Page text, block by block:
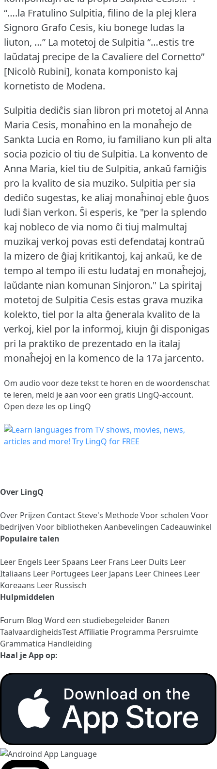
“….la Fratulino Sulpitia, filino de la plej klera
Signoro Grafo Cesis, kiu bonege ludas la
liuton, …” La motetoj de Sulpitia “…estis tre
laŭdataj precipe de la Cavaliere del Cornetto”
[Nicolò Rubini], konata komponisto kaj
kornetisto de Modena.
Sulpitia dediĉis sian libron pri motetoj al Anna
Maria Cesis, monaĥino en la monaĥejo de
Sankta Lucia en Romo, iu familiano kun pli alta
socia pozicio ol tiu de Sulpitia. La konvento de
Anna Maria, kiel tiu de Sulpitia, ankaŭ famiĝis
pro la kvalito de sia muziko. Sulpitia per sia
dediĉo sugestas, ke aliaj monaĥinoj eble ĝuos
ludi ŝian verkon. Ŝi esperis, ke "per la splendo
kaj nobleco de via nomo ĉi tiuj malmultaj
muzikaj verkoj povas esti defendataj kontraŭ
la mizero de ĝiaj kritikantoj, kaj ankaŭ, ke de
tempo al tempo ili estu ludataj en monaĥejoj,
laŭdante nian komunan Sinjoron." La spiritaj
motetoj de Sulpitia Cesis estas grava muzika
kolekto, tiel por la alta ĝenerala kvalito de la
verkoj, kiel por la informoj, kiujn ĝi disponigas
pri la praktiko de prezentado en la italaj
monaĥejoj en la komenco de la 17a jarcento.
Om audio voor deze tekst te horen en de woordenschat
te leren, meld je aan voor een gratis LingQ-account.
Open deze les op LingQ
Over LingQ
Over Prijzen ContactSteve's MethodeVoor scholen Voor
bedrijven Voor bibliotheken Aanbevelingen Cadeauwinkel
Populaire talen
Leer Engels Leer Spaans Leer Frans Leer Duits Leer
Italiaans Leer Portugees Leer Japans Leer Chinees Leer
Koreaans Leer Russisch
Hulpmiddelen
Forum Blog Word een studiebegeleider Banen
TaalvaardigheidsTestAffiliatie Programma Persruimte
Grammatica Handleiding
Haal je App op: